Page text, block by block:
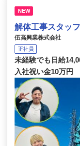
NEW
解体工事スタッフ
伍高興業株式会社
正社員
未経験でも日給
入社祝い金10万円